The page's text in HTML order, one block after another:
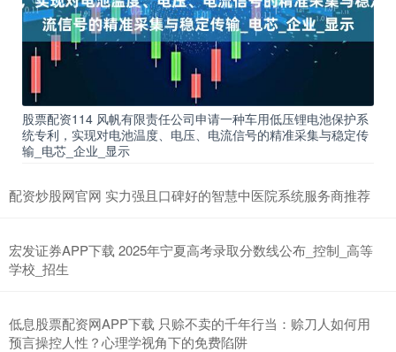
股票配资114 风帆有限责任公司申请一种车用低压锂电池保护系
统专利，实现对电池温度、电压、电流信号的精准采集与稳定传
输_电芯_企业_显示
配资炒股网官网 实力强且口碑好的智慧中医院系统服务商推荐
宏发证券APP下载 2025年宁夏高考录取分数线公布_控制_高等
学校_招生
低息股票配资网APP下载 只赊不卖的千年行当：赊刀人如何用
预言操控人性？心理学视角下的免费陷阱